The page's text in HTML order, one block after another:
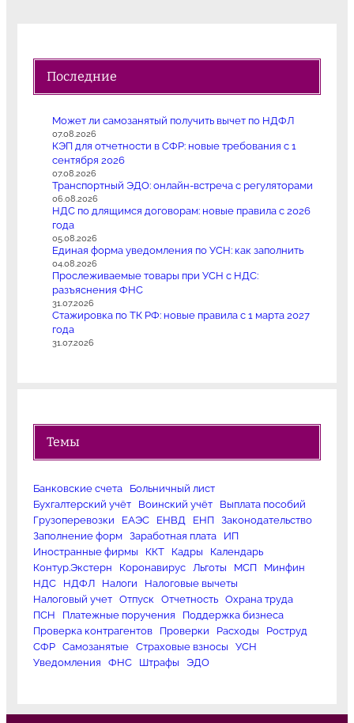
Последние
Может ли самозанятый получить вычет по НДФЛ
07.08.2026
КЭП для отчетности в СФР: новые требования с 1
сентября 2026
07.08.2026
Транспортный ЭДО: онлайн-встреча с регуляторами
06.08.2026
НДС по длящимся договорам: новые правила с 2026
года
05.08.2026
Единая форма уведомления по УСН: как заполнить
04.08.2026
Прослеживаемые товары при УСН с НДС:
разъяснения ФНС
31.07.2026
Стажировка по ТК РФ: новые правила с 1 марта 2027
года
31.07.2026
Темы
Банковские счета
Больничный лист
Бухгалтерский учёт
Воинский учёт
Выплата пособий
Грузоперевозки
ЕАЭС ЕНВД ЕНП
Законодательство
Заполнение форм
Заработная плата
ИП
Иностранные фирмы
ККТ Кадры
Календарь
Контур.Экстерн
Коронавирус Льготы МСП
Минфин
НДС
НДФЛ Налоги
Налоговые вычеты
Налоговый учет
Отпуск Отчетность
Охрана труда
ПСН
Платежные поручения
Поддержка бизнеса
Проверка контрагентов
Проверки Расходы
Роструд
СФР
Самозанятые Страховые взносы
УСН
Уведомления
ФНС Штрафы ЭДО